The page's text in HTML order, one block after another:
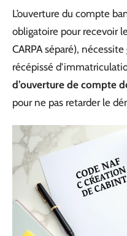
L’ouverture du compte
obligatoire pour recevoir
CARPA séparé),
récépissé
d’ouverture de compte
pour ne pas retarder le